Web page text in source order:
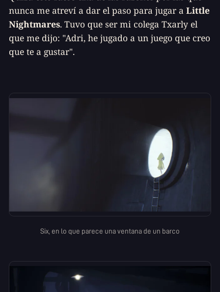
nunca me atreví a dar el paso para jugar a Little
Nightmares. Tuvo que ser mi colega Txarly el
que me dijo: "Adri, he jugado a un juego que creo
que te a gustar".
Six, en lo que parece una ventana de un barco